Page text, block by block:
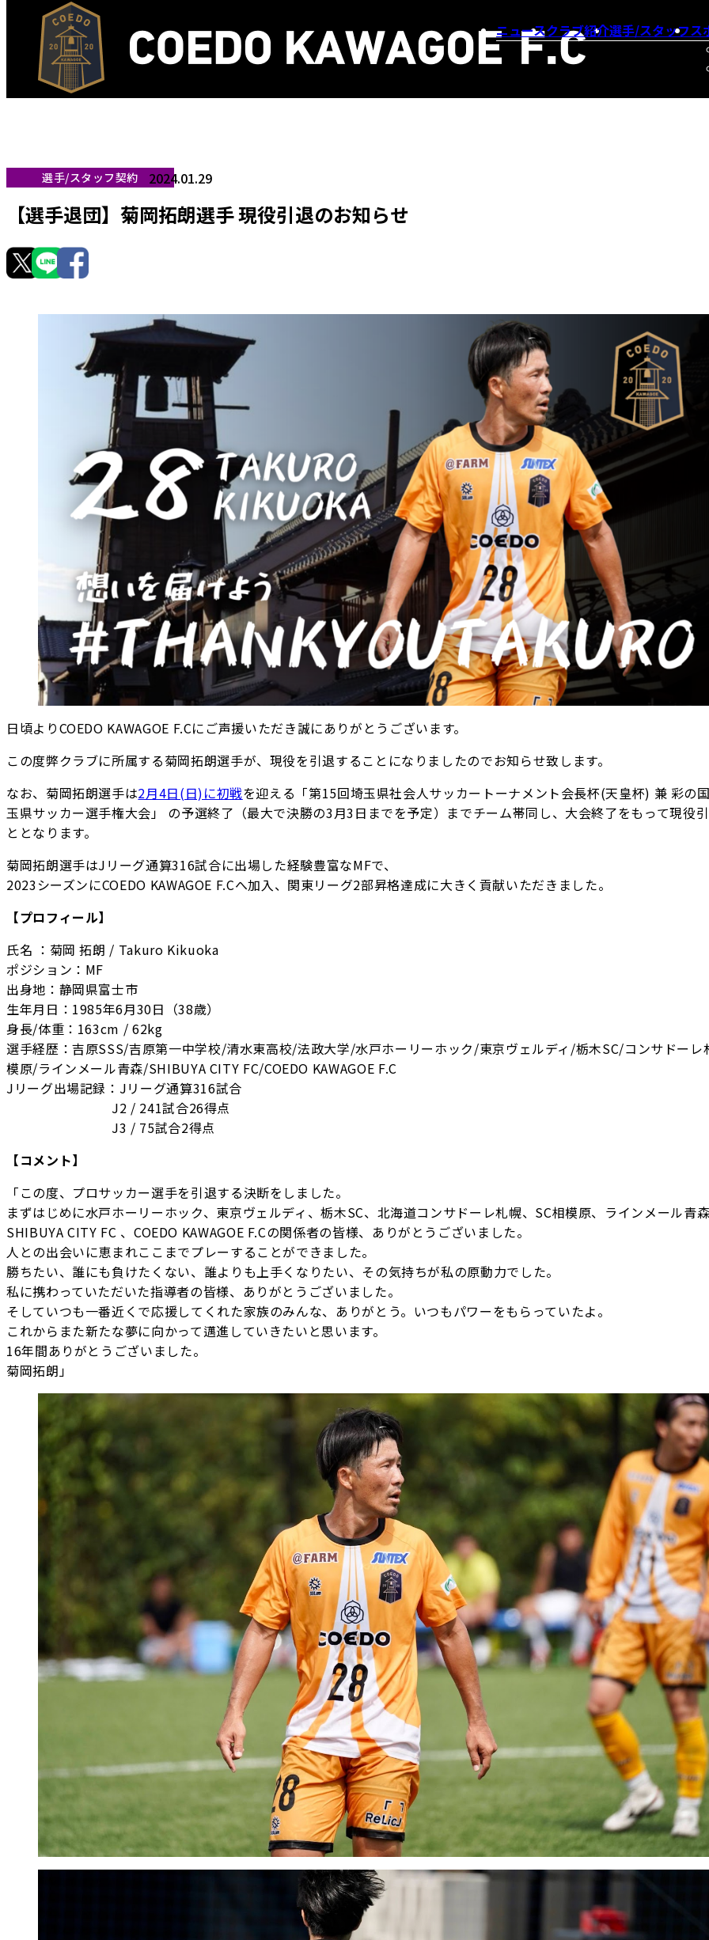
ニュースクラブ紹介選手/スタッフス
選手/スタッフ契約 2024.01.29
【選手退団】菊岡拓朗選手 現役引退のお知らせ
日頃よりCOEDO KAWAGOE F.Cにご声援いただき誠にありがとうございます。
この度弊クラブに所属する菊岡拓朗選手が、現役を引退することになりましたのでお知らせ致します。
なお、菊岡拓朗選手は2月4日(日)に初戦を迎える「第15回埼玉県社会人サッカートーナメント会長杯(天皇杯) 兼 彩の
玉県サッカー選手権大会」 の予選終了（最大で決勝の3月3日までを予定）までチーム帯同し、大会終了をもって現役
ととなります。
菊岡拓朗選手はJリーグ通算316試合に出場した経験豊富なMFで、
2023シーズンにCOEDO KAWAGOE F.Cへ加入、関東リーグ2部昇格達成に大きく貢献いただきました。
【プロフィール】
氏名 ：菊岡 拓朗 / Takuro Kikuoka
ポジション：MF
出身地：静岡県富士市
生年月日：1985年6月30日（38歳）
身長/体重：163cm / 62kg
選手経歴：吉原SSS/吉原第一中学校/清水東高校/法政大学/水戸ホーリーホック/東京ヴェルディ/栃木SC/コンサドーレ
模原/ラインメール青森/SHIBUYA CITY FC/COEDO KAWAGOE F.C
Jリーグ出場記録：Jリーグ通算316試合
J2 / 241試合26得点
J3 / 75試合2得点
【コメント】
「この度、プロサッカー選手を引退する決断をしました。
まずはじめに水戸ホーリーホック、東京ヴェルディ、栃木SC、北海道コンサドーレ札幌、SC相模原、ラインメール青
SHIBUYA CITY FC 、COEDO KAWAGOE F.Cの関係者の皆様、ありがとうございました。
人との出会いに恵まれここまでプレーすることができました。
勝ちたい、誰にも負けたくない、誰よりも上手くなりたい、その気持ちが私の原動力でした。
私に携わっていただいた指導者の皆様、ありがとうございました。
そしていつも一番近くで応援してくれた家族のみんな、ありがとう。いつもパワーをもらっていたよ。
これからまた新たな夢に向かって邁進していきたいと思います。
16年間ありがとうございました。
菊岡拓朗」